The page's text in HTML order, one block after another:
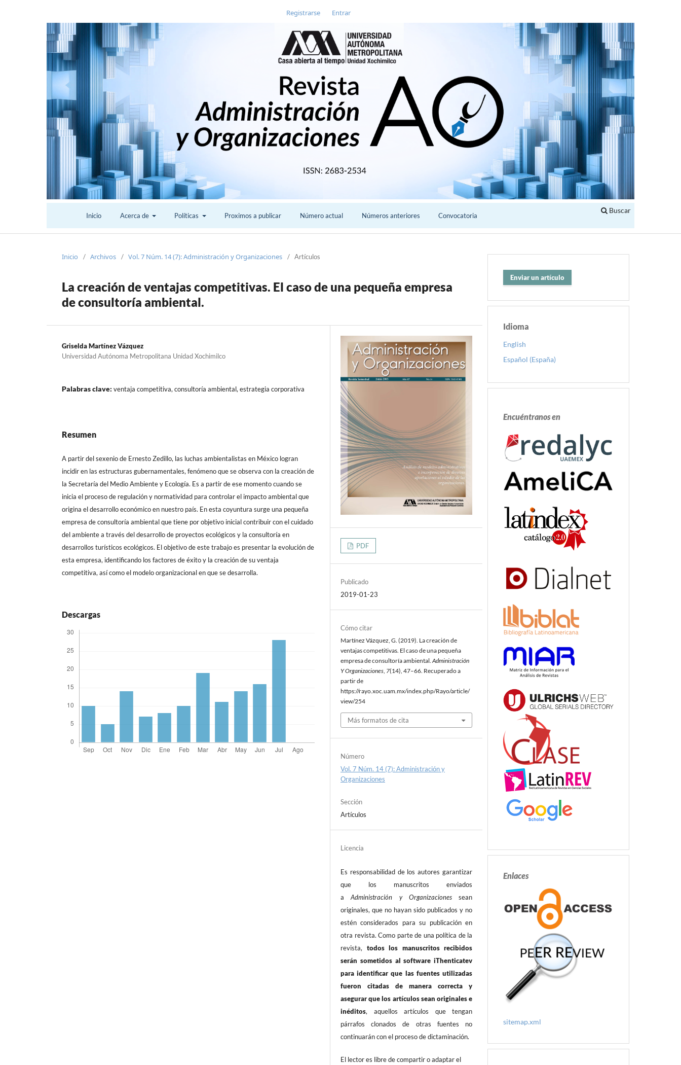
Inicio Acerca de Políticas Proximos a publicar Número actual Números anteriores Convocatoria
Buscar
Registrarse Entrar
Inicio / Archivos / Vol. 7 Núm. 14 (7): Administración y Organizaciones / Artículos
La creación de ventajas competitivas. El caso de una pequeña empresa
de consultoría ambiental.
Griselda Martínez Vázquez
Universidad Autónoma Metropolitana Unidad Xochimilco
Palabras clave: ventaja competitiva, consultoría ambiental, estrategia corporativa
Resumen
A partir del sexenio de Ernesto Zedillo, las luchas ambientalistas en México logran
incidir en las estructuras gubernamentales, fenómeno que se observa con la creación de
la Secretaría del Medio Ambiente y Ecología. Es a partir de ese momento cuando se
inicia el proceso de regulación y normatividad para controlar el impacto ambiental que
origina el desarrollo económico en nuestro país. En esta coyuntura surge una pequeña
empresa de consultoría ambiental que tiene por objetivo inicial contribuir con el cuidado
del ambiente a través del desarrollo de proyectos ecológicos y la consultoría en
desarrollos turísticos ecológicos. El objetivo de este trabajo es presentar la evolución de
esta empresa, identificando los factores de éxito y la creación de su ventaja
competitiva, así como el modelo organizacional en que se desarrolla.
Descargas
PDF
Publicado
2019-01-23
Cómo citar
Martínez Vázquez, G. (2019). La creación de
ventajas competitivas. El caso de una pequeña
empresa de consultoría ambiental.Administración
Y Organizaciones, 7(14), 47–66. Recuperado a
partir de
https://rayo.xoc.uam.mx/index.php/Rayo/article/
view/254
Más formatos de cita
Número
Vol. 7 Núm. 14 (7): Administración y
Organizaciones
Sección
Artículos
Licencia
Es responsabilidad de los autores garantizar
que los manuscritos enviados
aAdministración y Organizaciones sean
originales, que no hayan sido publicados y no
estén considerados para su publicación en
otra revista. Como parte de una política de la
revista, todos los manuscritos recibidos
serán sometidos al software iThenticatev
para identificar que las fuentes utilizadas
fueron citadas de manera correcta y
asegurar que los artículos sean originales e
inéditos, aquellos artículos que tengan
párrafos clonados de otras fuentes no
continuarán con el proceso de dictaminación.
El lector es libre de compartir o adaptar el
Enviar un artículo
Idioma
English
Español (España)
Encuéntranos en
Enlaces
sitemap.xml